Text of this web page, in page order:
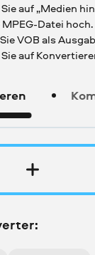
auf „Medien
MPEG-Datei hoch.
VOB als
auf